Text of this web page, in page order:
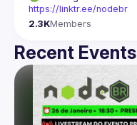
https://linktr.ee/nodebr
2.3KMembers
Recent Events